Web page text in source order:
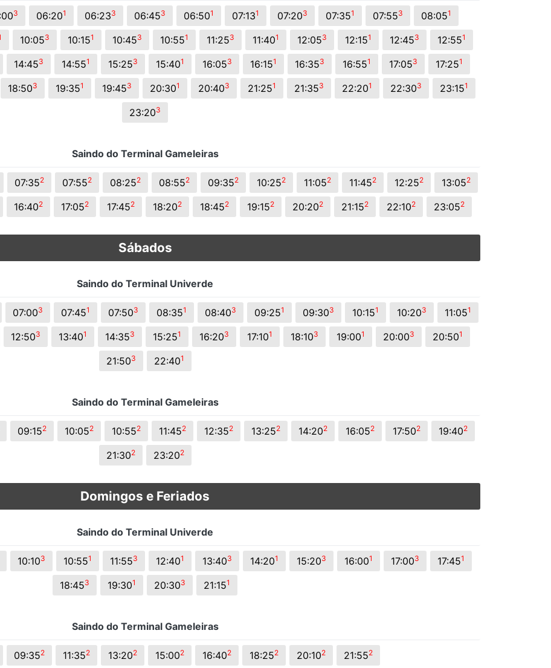
3 06:201 06:233 06:453 06:501 07:131 07:203 07:351 07:553 08:051
10:053 10:151 10:453 10:551 11:253 11:401 12:053 12:151 12:453 12:551
14:453 14:551 15:253 15:401 16:053 16:151 16:353 16:551 17:053 17:251
18:503 19:351 19:453 20:301 20:403 21:251 21:353 22:201 22:303 23:151
23:203
Saindo do Terminal Gameleiras
07:352 07:552 08:252 08:552 09:352 10:252 11:052 11:452 12:252 13:052
16:402 17:052 17:452 18:202 18:452 19:152 20:202 21:152 22:102 23:052
Sábados
Saindo do Terminal Univerde
07:003 07:451 07:503 08:351 08:403 09:251 09:303 10:151 10:203 11:051
12:503 13:401 14:353 15:251 16:203 17:101 18:103 19:001 20:003 20:501
21:503 22:401
Saindo do Terminal Gameleiras
09:152 10:052 10:552 11:452 12:352 13:252 14:202 16:052 17:502 19:402
21:302 23:202
Domingos e Feriados
Saindo do Terminal Univerde
10:103 10:551 11:553 12:401 13:403 14:201 15:203 16:001 17:003 17:451
18:453 19:301 20:303 21:151
Saindo do Terminal Gameleiras
09:352 11:352 13:202 15:002 16:402 18:252 20:102 21:552